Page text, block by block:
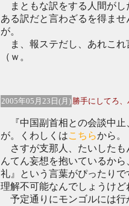
まともな訳をする人間がし
ある訳だと言わざるを得ま
が。
ま、報ステだし、あれこれ
（ｗ。
2005年05月23日(月) 勝手にしてろ
『中国副首相との会談中止
が。くわしくはこちらから。
さすが支那人、たいしたも
んてん妄想を抱いているか
礼』という言葉がぴったり
理解不可能なんでしょうけど
予定通りにモンゴルには行